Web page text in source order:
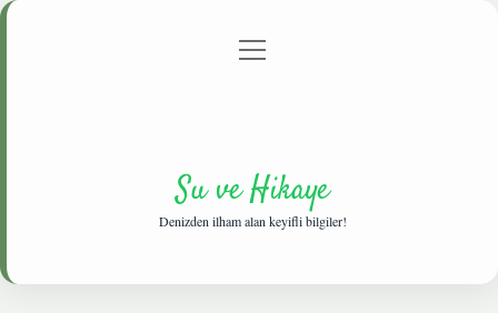
Gizlilik Politikası
menüyü
Su ve Hikaye
Denizden ilham alan keyifli bilgiler!